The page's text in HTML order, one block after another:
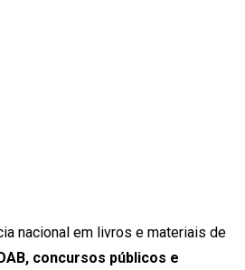
nacional em livros e materiais de
concursos públicos e